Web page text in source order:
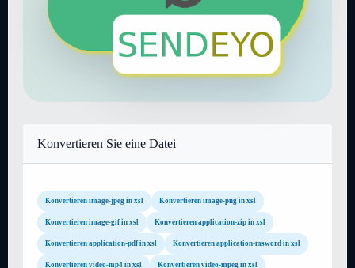
Konvertieren Sie eine Datei
Konvertieren image-jpeg in xsl Konvertieren image-png in xsl
Konvertieren image-gif in xsl Konvertieren application-zip in xsl
Konvertieren application-pdf in xsl Konvertieren application-msword in xsl
Konvertieren video-mp4 in xsl Konvertieren video-mpeg in xsl